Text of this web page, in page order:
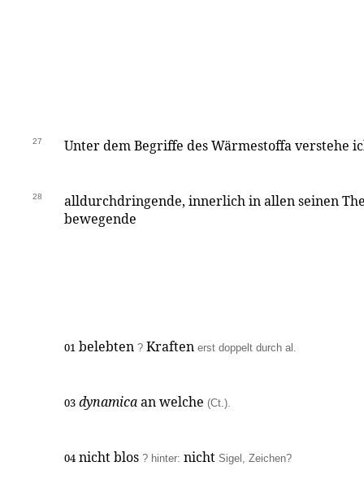
27 Unter dem Begriffe des Wärmestoffa verstehe
28
alldurchdringende, innerlich in allen seinen
bewegende
01 belebten ? Kraften erst doppelt durch al.
03 dynamicaan welche (Ct.).
04 nicht blos ? hinter: nicht Sigel, Zeichen?